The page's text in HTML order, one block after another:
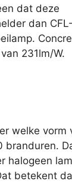
dat deze
dan
231lm/W.
welke vorm
branduren.
halogeen
betekent